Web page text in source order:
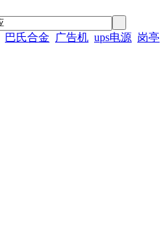
巴氏合金 广告机 ups电源 岗亭